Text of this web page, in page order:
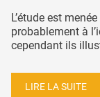
L’étude est
probablement à
cependant ils
LIRE LA SUITE